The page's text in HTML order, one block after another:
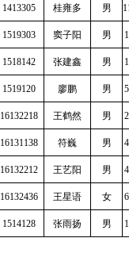
1413305 桂雍多 男
1519303 窦子阳 男
1518142 张建鑫 男
1519120 廖鹏 男
16132218 王鹤然 男
16131138 符巍 男
16132212 王艺阳 男
16132436 王星语 女
1514128 张雨扬 男